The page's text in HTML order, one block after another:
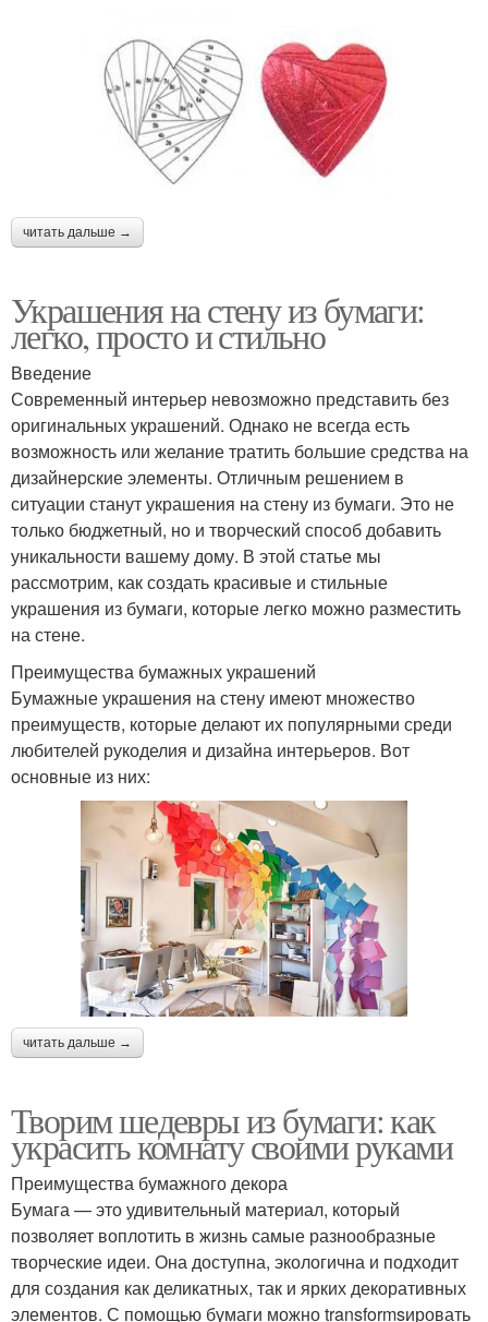
читать дальше →
Украшения на стену из бумаги:
легко, просто и стильно
Введение
Современный интерьер невозможно представить без
оригинальных украшений. Однако не всегда есть
возможность или желание тратить большие средства на
дизайнерские элементы. Отличным решением в
ситуации станут украшения на стену из бумаги. Это не
только бюджетный, но и творческий способ добавить
уникальности вашему дому. В этой статье мы
рассмотрим, как создать красивые и стильные
украшения из бумаги, которые легко можно разместить
на стене.
Преимущества бумажных украшений
Бумажные украшения на стену имеют множество
преимуществ, которые делают их популярными среди
любителей рукоделия и дизайна интерьеров. Вот
основные из них:
читать дальше →
Творим шедевры из бумаги: как
украсить комнату своими руками
Преимущества бумажного декора
Бумага — это удивительный материал, который
позволяет воплотить в жизнь самые разнообразные
творческие идеи. Она доступна, экологична и подходит
для создания как деликатных, так и ярких декоративных
элементов. С помощью бумаги можно transformsировать